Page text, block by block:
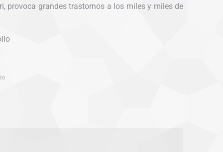
provoca grandes trastornos a los miles y miles de